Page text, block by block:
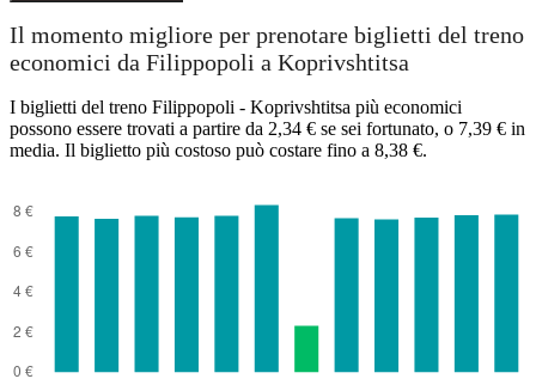
Il momento migliore per prenotare biglietti del treno
economici da Filippopoli a Koprivshtitsa
I biglietti del treno Filippopoli - Koprivshtitsa più economici
possono essere trovati a partire da 2,34 € se sei fortunato, o 7,39 € in
media. Il biglietto più costoso può costare fino a 8,38 €.